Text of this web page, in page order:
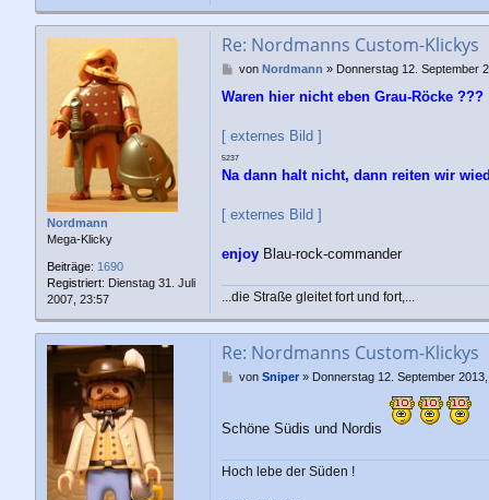
Nordmann
Mega-Klicky
Beiträge: 1690
Registriert: Dienstag 31. Juli
2007, 23:57
Re: Nordmanns Custom-Klickys
B
i
r
von Nordmann » Donnerstag 12. September
Waren hier nicht eben Grau-Röcke ???
[ externes Bild ]
5237
Na dann halt nicht, dann reiten wir
[ externes Bild ]
enjoy Blau-rock-commander
...die Straße gleitet fort und fort,...
Re: Nordmanns Custom-Klickys
B
t
a
g
von Sniper» Donnerstag 12. September 2013,
Schöne Südis und Nordis
Hoch lebe der Süden !